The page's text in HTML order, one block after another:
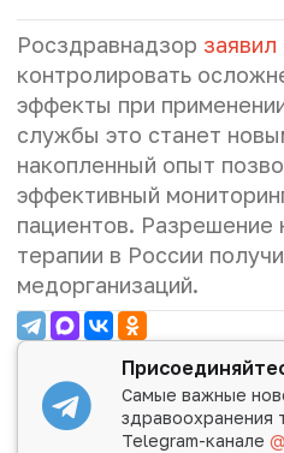
Росздравнадзор заявил
контролировать
эффекты при
службы это станет
накопленный опыт
эффективный
пациентов. Разрешение
терапии в России
медорганизаций.
Самые важные
здравоохранения
Telegram-канале